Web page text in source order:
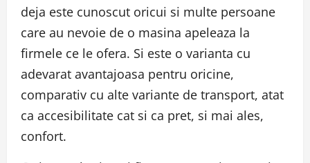
deja este cunoscut oricui si multe persoane
care au nevoie de o masina apeleaza la
firmele ce le ofera. Si este o varianta cu
adevarat avantajoasa pentru oricine,
comparativ cu alte variante de transport, atat
ca accesibilitate cat si ca pret, si mai ales,
confort.